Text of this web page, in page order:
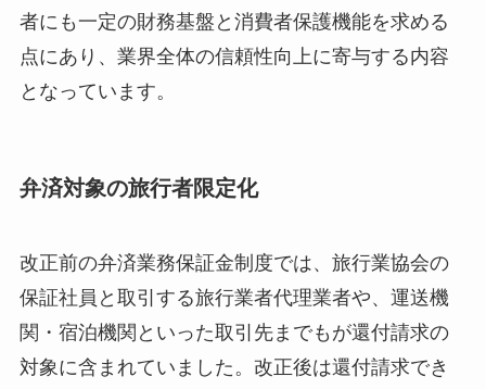
者にも一定の財務基盤と消費者保護機能を求める
点にあり、業界全体の信頼性向上に寄与する内容
となっています。
弁済対象の旅行者限定化
改正前の弁済業務保証金制度では、旅行業協会の
保証社員と取引する旅行業者代理業者や、運送機
関・宿泊機関といった取引先までもが還付請求の
対象に含まれていました。改正後は還付請求でき